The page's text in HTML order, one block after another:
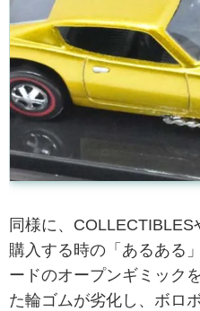
同様に、
購入する時の「あるある
ードのオープンギミック
た輪ゴムが劣化し、ボロ